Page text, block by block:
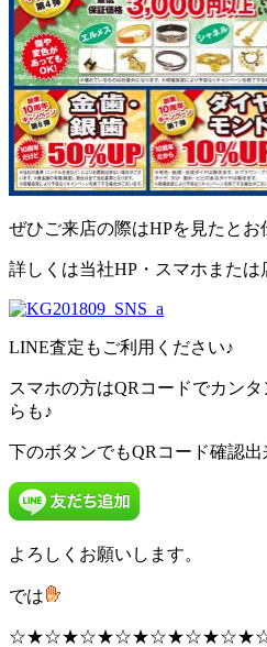
ぜひご来店の際はHPを見たとお
詳しくは当社HP・スマホまたは
LINE査定もご利用ください♪
スマホの方はQRコードでカン
らも♪
下のボタンでもQRコード確認出
よろしくお願いします。
では